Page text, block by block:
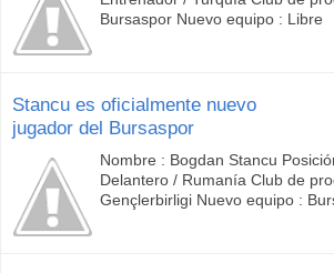
Bursaspor Nuevo equipo : Libre
Stancu es oficialmente nuevo
jugador del Bursaspor
Nombre : Bogdan Stancu
Delantero / Rumanía Club de
Gençlerbirligi Nuevo equipo :